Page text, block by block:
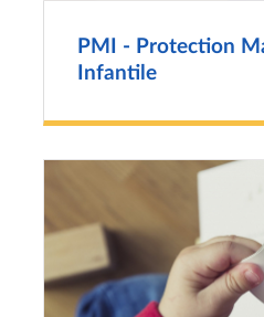
PMI - Protection
Infantile